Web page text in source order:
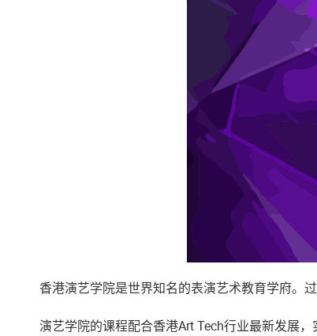
香港演艺学院是世界知名的表演艺术教育学府。
演艺学院的课程配合香港Art Tech行业最新发展